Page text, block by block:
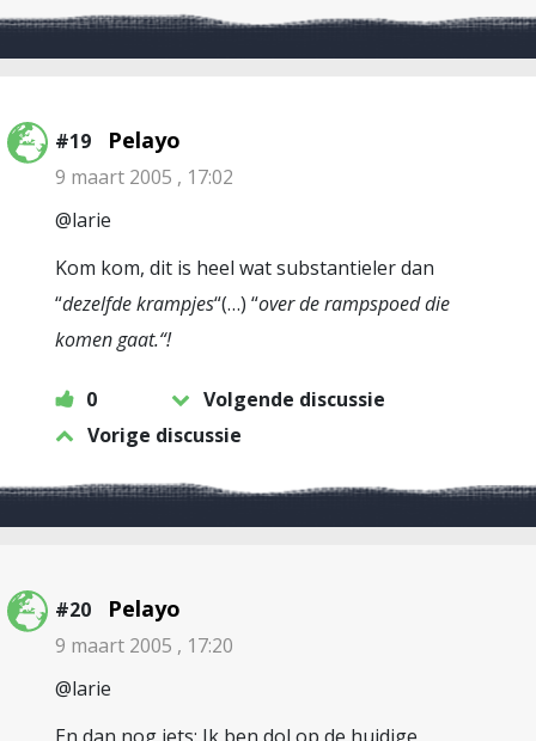
#19 Pelayo
9 maart 2005 , 17:02
@larie
Kom kom, dit is heel wat substantieler dan
“dezelfde krampjes“(…) “over de rampspoed die
komen gaat.“!
0
Volgende discussie
Vorige discussie
#20 Pelayo
9 maart 2005 , 17:20
@larie